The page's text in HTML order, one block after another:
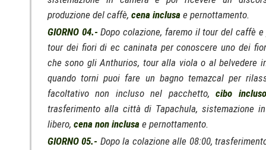
produzione del caffè, cena inclusa e pernottamento.
GIORNO 04.- Dopo colazione, faremo il tour del caffè
tour dei fiori di ec caninata per conoscere uno dei
che sono gli Anthurios, tour alla viola o al belvedere
quando torni puoi fare un bagno temazcal per
facoltativo non incluso nel pacchetto,cibo incluso
trasferimento alla città di Tapachula, sistemazione
libero, cena non inclusa e pernottamento.
GIORNO 05.- Dopo la colazione alle 08:00,